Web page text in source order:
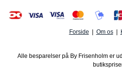
Forside Om os|
Alle besparelser på By Frisenholm er